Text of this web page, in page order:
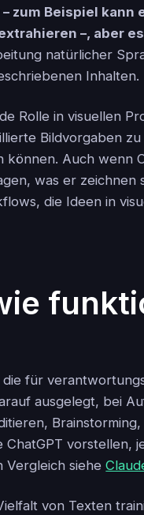
zum Beispiel kann
–, aber
natürlicher
Inhalten.
Rolle in visuellen
Bildvorgaben
Auch wenn
was er zeichnen
die Ideen in
für
ausgelegt, bei
Brainstorming,
ChatGPT vorstellen,
Vergleich siehe
von Texten